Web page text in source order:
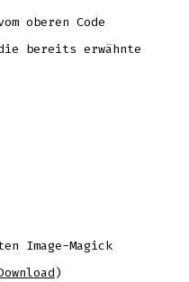
oberen Code
bereits erwähnte
Image-Magick
)